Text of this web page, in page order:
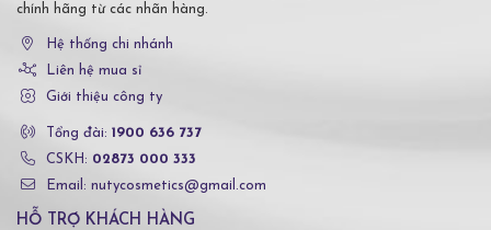
chính hãng từ các nhãn hàng.
Hệ thống chi nhánh
Liên hệ mua sỉ
Giới thiệu công ty
Tổng đài: 1900 636 737
CSKH: 02873 000 333
Email: nutycosmetics@gmail.com
HỖ TRỢ KHÁCH HÀNG